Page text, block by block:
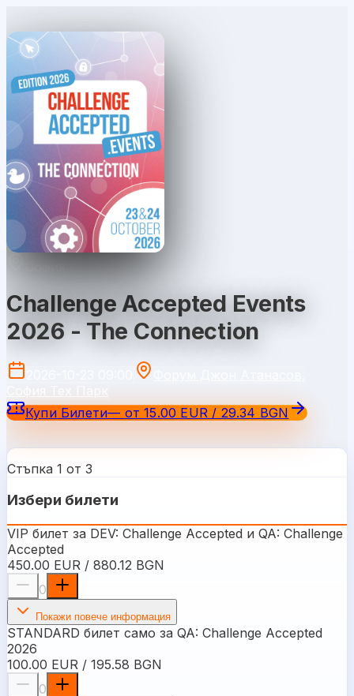
София
Challenge Accepted Events
2026 - The Connection
Купи Билети— от 15.00 EUR / 29.34 BGN
Стъпка 1 от 3
Избери билети
VIP билет за DEV: Challenge Accepted и QA: Challenge
Accepted
450.00 EUR / 880.12 BGN
0
Покажи повече информация
STANDARD билет само за QA: Challenge Accepted
2026
100.00 EUR / 195.58 BGN
0